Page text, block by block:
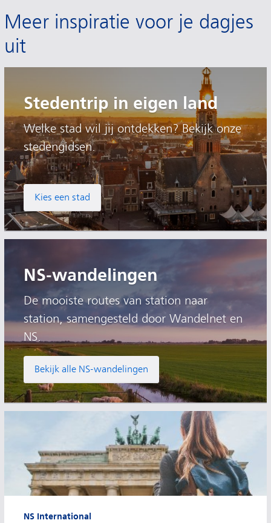
Meer inspiratie voor je dagjes
uit
Stedentrip in eigen land
Welke stad wil jij ontdekken? Bekijk onze
stedengidsen.
Kies een stad
NS-wandelingen
De mooiste routes van station naar
station, samengesteld door Wandelnet en
NS.
Bekijk alle NS-wandelingen
NS International